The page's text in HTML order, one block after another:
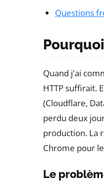
Questions
Quand j'ai
HTTP suffirait.
(Cloudflare,
perdu deux
production. La
Chrome pour
Le